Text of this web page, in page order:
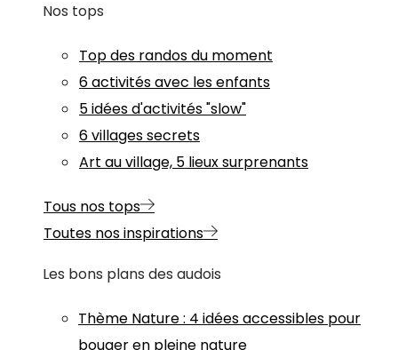
Nos tops
Top des randos du moment
6 activités avec les enfants
5 idées d'activités "slow"
6 villages secrets
Art au village, 5 lieux surprenants
Tous nos tops
Toutes nos inspirations
Les bons plans des audois
Thème Nature: 4 idées accessibles pour
bouger en pleine nature